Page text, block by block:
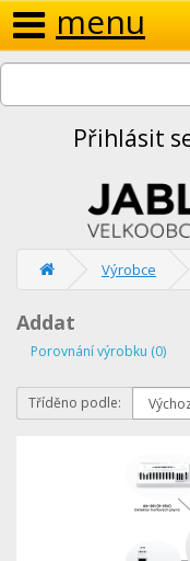
menu
Přihlásit
Výrobce
Addat
Porovnání výrobku (0)
Tříděno podle: